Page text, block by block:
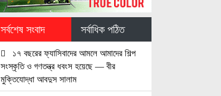
সর্বশেষ সংবাদ সর্বাধিক পঠিত
১৭ বছরের ফ্যাসিবাদের আমলে আমাদের শিল্প
সংস্কৃতি ও গণতন্ত্র ধবংস হয়েছে — বীর
মুক্তিযোদ্ধা আবদুস সালাম